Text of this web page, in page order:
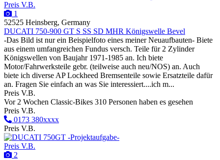
Preis V.B.
1
52525 Heinsberg, Germany
DUCATI 750-900 GT S SS SD MHR Königswelle Bevel
-Das Bild ist nur ein Beispielfoto eines meiner Neuaufbauten- Biete
aus einem umfangreichen Fundus versch. Teile für 2 Zylinder
Königswellen von Baujahr 1971-1985 an. Ich biete
Motor/Fahrwerksteile gebr. (teilweise auch neu/NOS) an. Auch
biete ich diverse AP Lockheed Bremsenteile sowie Ersatzteile dafür
an. Fragen Sie einfach an was Sie interessiert....ich m...
Preis V.B.
Vor 2 Wochen Classic-Bikes 310 Personen haben es gesehen
Preis V.B.
0173 380xxxx
Preis V.B.
Preis V.B.
2